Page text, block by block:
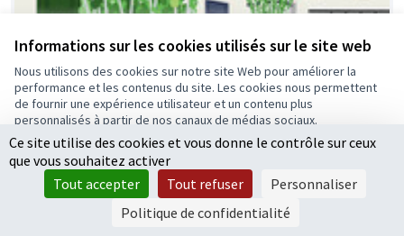
Informations sur les cookies utilisés sur le site web
Nous utilisons des cookies sur notre site Web pour améliorer la
performance et les contenus du site. Les cookies nous permettent
de fournir une expérience utilisateur et un contenu plus
personnalisés à partir de nos canaux de médias sociaux.
Tout accepter
Accepter seulement les cookies essentiels
Paramètres
Ce site utilise des cookies et vous donne le contrôle sur ceux
que vous souhaitez activer
Tout accepter
Tout refuser
Personnaliser
Politique de confidentialité